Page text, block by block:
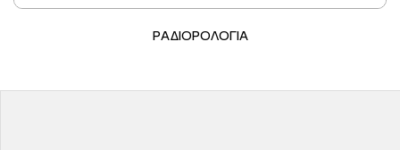
ΡΑΔΙΟΡΟΛΟΓΙΑ